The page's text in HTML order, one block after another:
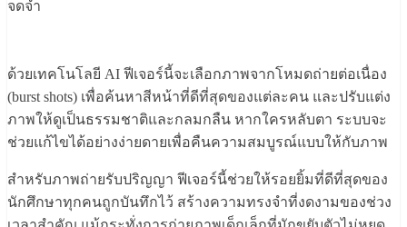
จดจำ
ด้วยเทคโนโลยี AI ฟีเจอร์นี้จะเลือกภาพจากโหมดถ่ายต่อเนื่อง
(burst shots) เพื่อค้นหาสีหน้าที่ดีที่สุดของแต่ละคน และปรับแต่ง
ภาพให้ดูเป็นธรรมชาติและกลมกลืน หากใครหลับตา ระบบจะ
ช่วยแก้ไขได้อย่างง่ายดายเพื่อคืนความสมบูรณ์แบบให้กับภาพ
สำหรับภาพถ่ายรับปริญญา ฟีเจอร์นี้ช่วยให้รอยยิ้มที่ดีที่สุดของ
นักศึกษาทุกคนถูกบันทึกไว้ สร้างความทรงจำที่งดงามของช่วง